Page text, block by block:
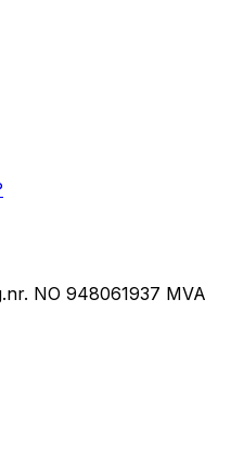
NO 948061937 MVA